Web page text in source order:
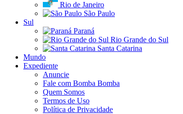
Rio de Janeiro
São Paulo
Sul
Paraná
Rio Grande do Sul
Santa Catarina
Mundo
Expediente
Anuncie
Fale com Bomba Bomba
Quem Somos
Termos de Uso
Política de Privacidade